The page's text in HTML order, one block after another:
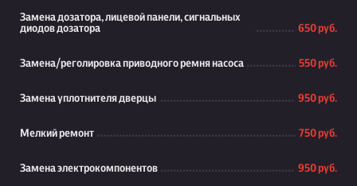
Замена дозатора, лицевой панели, сигнальных
диодов дозатора
650 руб.
Замена/реголировка приводного ремня насоса 550 руб.
Замена уплотнителя дверцы 950 руб.
Мелкий ремонт 750 руб.
Замена электрокомпонентов 950 руб.